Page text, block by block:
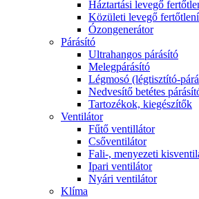
Háztartási levegő
Közületi levegő
Ózongenerátor
Párásító
Ultrahangos párásító
Melegpárásító
Légmosó (légtisztító-
Nedvesítő betétes
Tartozékok, kiegészítők
Ventilátor
Fűtő ventillátor
Csőventilátor
Fali-, menyezeti
Ipari ventilátor
Nyári ventilátor
Klíma